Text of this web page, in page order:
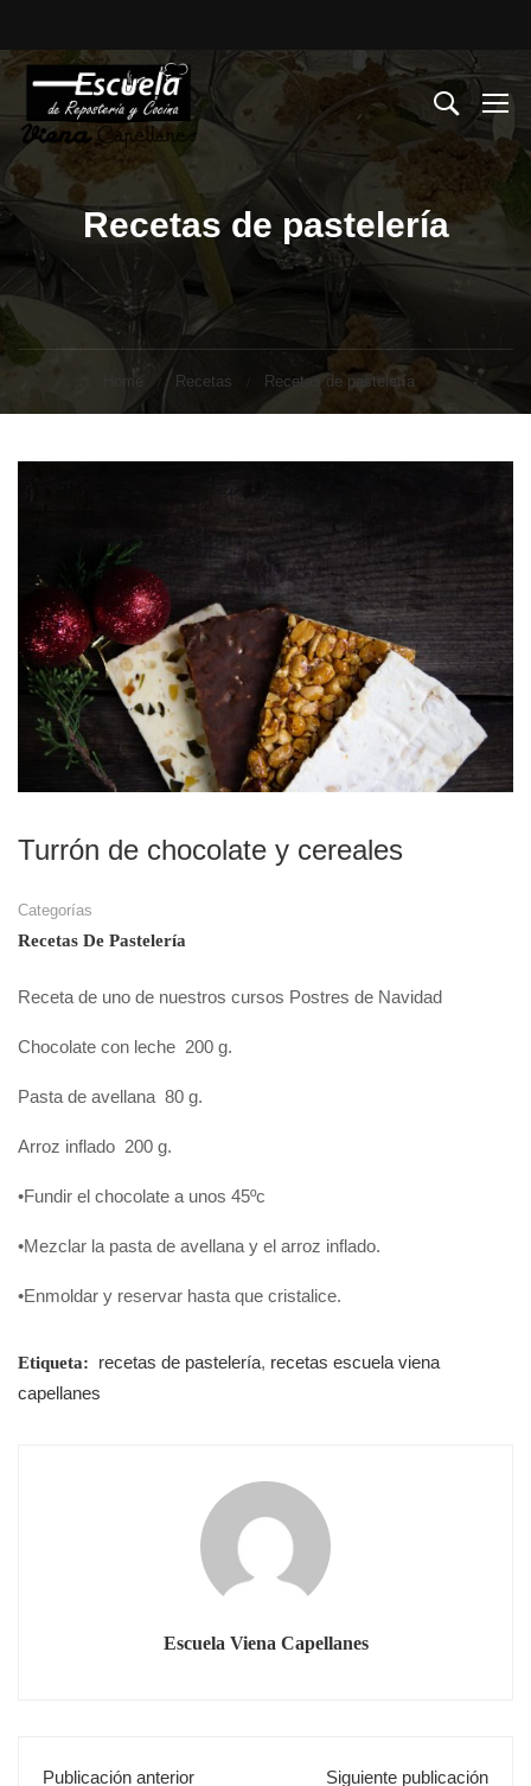
Recetas de pastelería
Home Recetas Recetas de pastelería
Turrón de chocolate y cereales
Categorías
Recetas De Pastelería
Receta de uno de nuestros cursos Postres de Navidad
Chocolate con leche 200 g.
Pasta de avellana 80 g.
Arroz inflado 200 g.
•Fundir el chocolate a unos 45ºc
•Mezclar la pasta de avellana y el arroz inflado.
•Enmoldar y reservar hasta que cristalice.
Etiqueta: recetas de pastelería, recetas escuela viena
capellanes
Escuela Viena Capellanes
Publicación anterior
Siguiente publicación